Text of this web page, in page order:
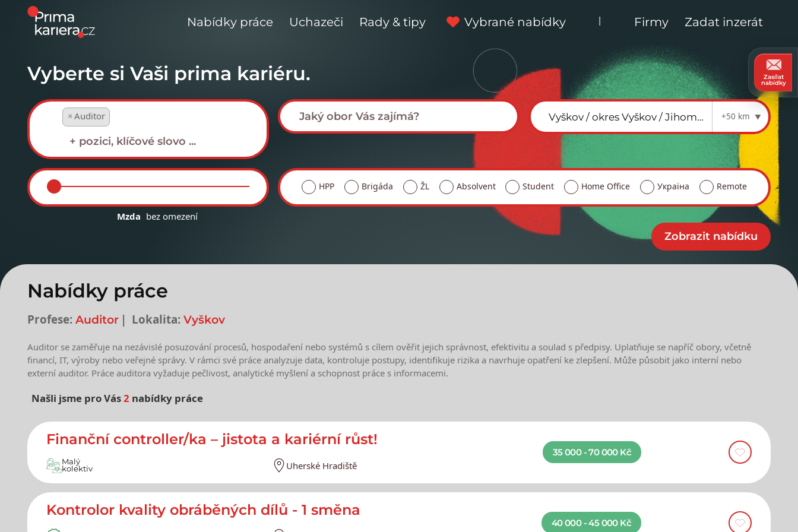
Nabídky práce Uchazeči Rady & tipy Vybrané nabídky | Firmy Zadat inzerát
Vyberte si Vaši prima kariéru.
×Auditor +50 km
Mzda bez omezení
HPP Brigáda ŽL Absolvent Student Home Office Україна Remote
Nabídky práce
Profese: Auditor Lokalita: Vyškov
Auditor se zaměřuje na nezávislé posuzování procesů, hospodaření nebo systémů s cílem ověřit jejich správnost, efektivitu a soulad s předpisy. Uplatňuje se napříč obory, včetně
financí, IT, výroby nebo veřejné správy. V rámci své práce analyzuje data, kontroluje postupy, identifikuje rizika a navrhuje opatření ke zlepšení. Může působit jako interní nebo
externí auditor. Práce auditora vyžaduje pečlivost, analytické myšlení a schopnost práce s informacemi.
Našli jsme pro Vás2 nabídky práce
Nejnovější nabídky práce
Finanční controller/ka – jistota a kariérní růst!
Malý
kolektiv
Uherské Hradiště
35 000 - 70 000 Kč
Kontrolor kvality obráběných dílů - 1 směna
40 000 - 45 000 Kč
Zasílat
nabídky